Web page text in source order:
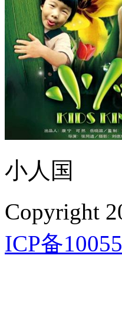
小人国
Copyright
ICP备